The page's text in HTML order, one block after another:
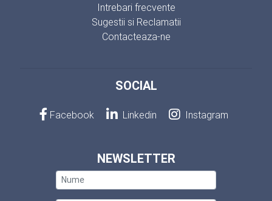
Intrebari frecvente
Sugestii si Reclamatii
Contacteaza-ne
SOCIAL
Facebook Linkedin Instagram
NEWSLETTER